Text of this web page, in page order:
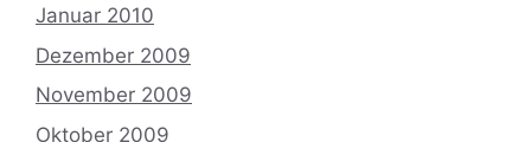
Januar 2010
Dezember 2009
November 2009
Oktober 2009